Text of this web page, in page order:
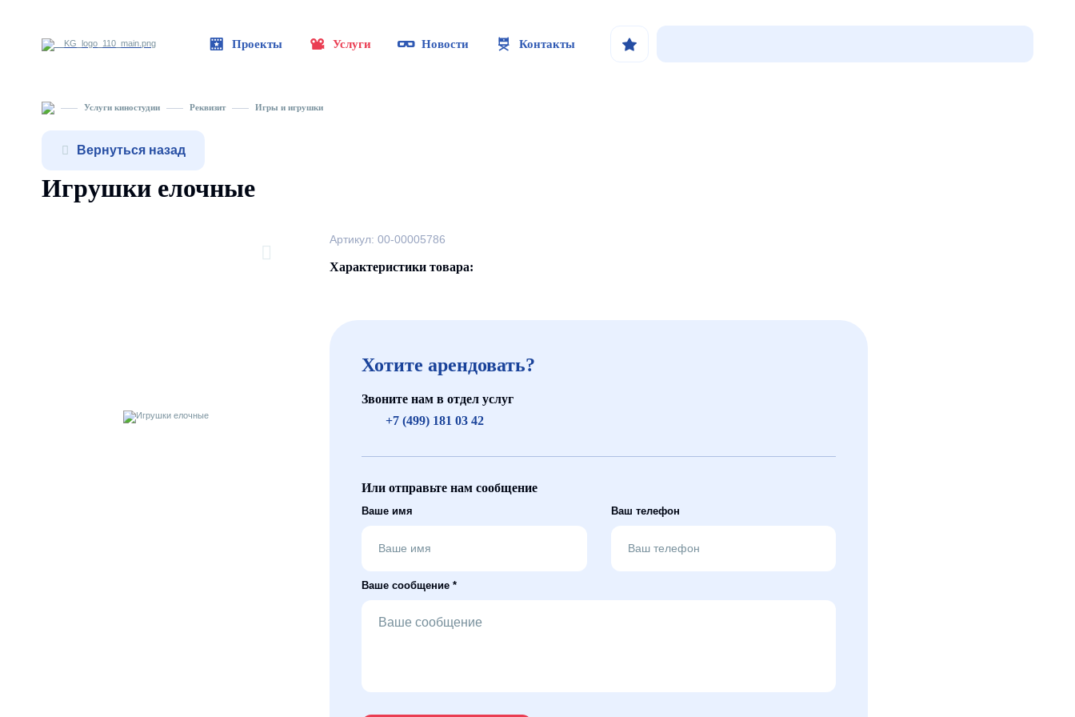
Проекты Услуги Новости Контакты
Услуги киностудии Реквизит Игры и игрушки
Вернуться назад
Игрушки елочные
Артикул: 00-00005786
Характеристики товара:
Хотите арендовать?
Звоните нам в отдел услуг
+7 (499) 181 03 42
Или отправьте нам сообщение
Ваше имя Ваш телефон
Ваше сообщение *